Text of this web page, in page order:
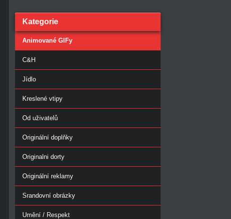
Kategorie
Animované GIFy
C&H
Jídlo
Kreslené vtipy
Od uživatelů
Originální doplňky
Originalni dorty
Originální reklamy
Srandovní obrázky
Umění / Respekt